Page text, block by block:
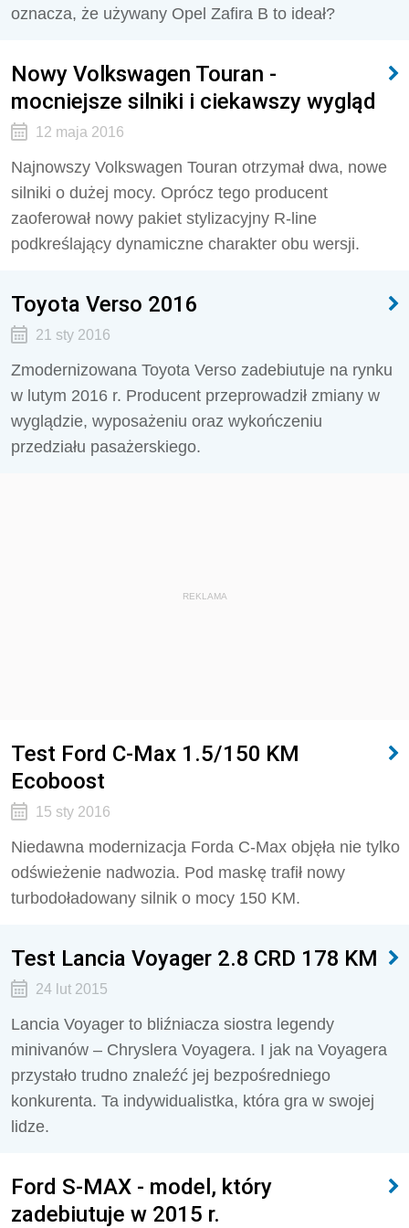
oznacza, że używany Opel Zafira B to ideał?
Nowy Volkswagen Touran -
mocniejsze silniki i ciekawszy wygląd
12 maja 2016
Najnowszy Volkswagen Touran otrzymał dwa, nowe
silniki o dużej mocy. Oprócz tego producent
zaoferował nowy pakiet stylizacyjny R-line
podkreślający dynamiczne charakter obu wersji.
Toyota Verso 2016
21 sty 2016
Zmodernizowana Toyota Verso zadebiutuje na rynku
w lutym 2016 r. Producent przeprowadził zmiany w
wyglądzie, wyposażeniu oraz wykończeniu
przedziału pasażerskiego.
REKLAMA
Test Ford C-Max 1.5/150 KM
Ecoboost
15 sty 2016
Niedawna modernizacja Forda C-Max objęła nie tylko
odświeżenie nadwozia. Pod maskę trafił nowy
turbodoładowany silnik o mocy 150 KM.
Test Lancia Voyager 2.8 CRD 178 KM
24 lut 2015
Lancia Voyager to bliźniacza siostra legendy
minivanów – Chryslera Voyagera. I jak na Voyagera
przystało trudno znaleźć jej bezpośredniego
konkurenta. Ta indywidualistka, która gra w swojej
lidze.
Ford S-MAX - model, który
zadebiutuje w 2015 r.